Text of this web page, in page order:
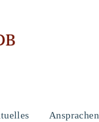
Ansprachen